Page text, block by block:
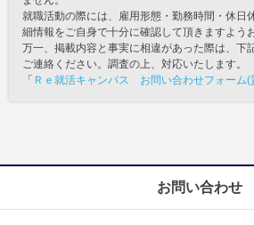
就職活動の際には、雇用形態・勤務時間・休日
細情報をご自身で十分に確認して頂きますよう
万一、掲載内容と事実に相違があった際は、下
ご連絡ください。調査の上、対応いたします。
「 Ｒｅ就活キャンパス お問い合わせフォーム(
お問い合わせ